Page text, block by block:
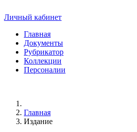
Личный кабинет
Главная
Документы
Рубрикатор
Коллекции
Персоналии
Главная
Издание